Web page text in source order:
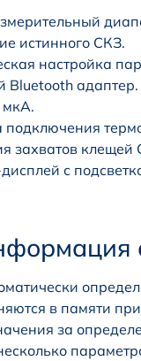
истинного СКЗ.
настройка
Bluetooth адаптер.
мкА.
захватов клещей
с
в памяти
за